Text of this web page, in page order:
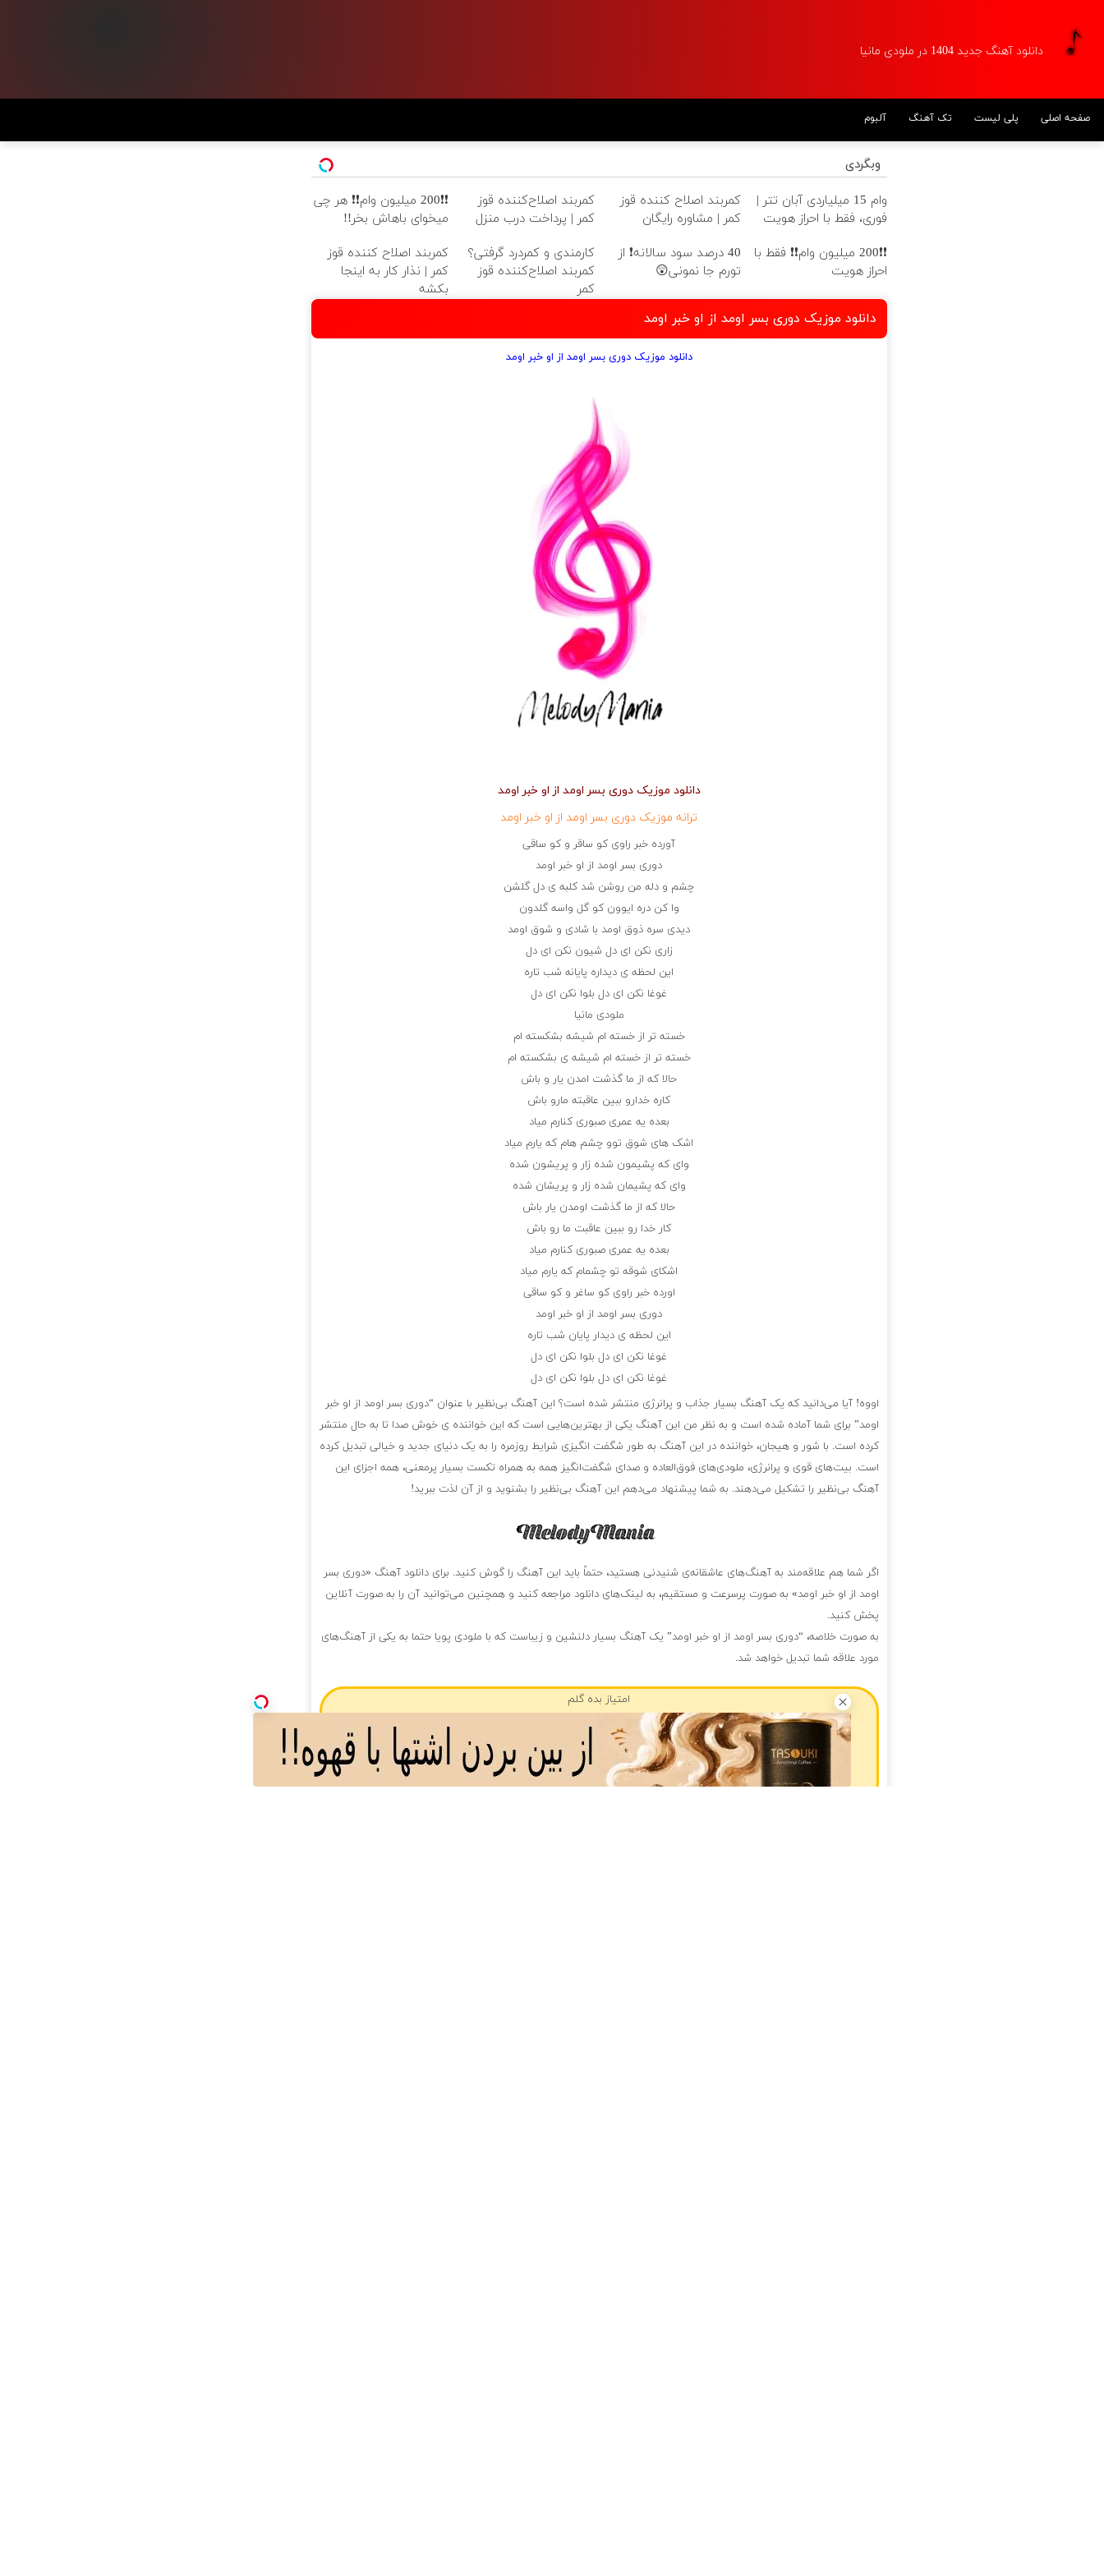
دانلود آهنگ جدید 1404 در ملودی مانیا
صفحه اصلی پلی لیست تک آهنگ آلبوم
وبگردی
وام 15 میلیاردی آبان تتر |
فوری، فقط با احراز هویت
کمربند اصلاح کننده قوز
کمر | مشاوره رایگان
کمربند اصلاح‌کننده قوز
کمر | پرداخت درب منزل
❗❗200 میلیون وام❗❗ هر چی
میخوای باهاش بخر!!
❗❗200 میلیون وام❗❗ فقط با
احراز هویت
40 درصد سود سالانه❗ از
تورم جا نمونی😲
کارمندی و کمردرد گرفتی؟
کمربند اصلاح‌کننده قوز
کمر
کمربند اصلاح کننده قوز
کمر | نذار کار به اینجا
بکشه
دانلود موزیک دوری بسر اومد از او خبر اومد
دانلود موزیک دوری بسر اومد از او خبر اومد
دانلود موزیک دوری بسر اومد از او خبر اومد
ترانه موزیک دوری بسر اومد از او خبر اومد
آورده خبر راوی کو ساقر و کو ساقی
دوری بسر اومد از او خبر اومد
چشم و دله من روشن شد کلبه ی دل گلشن
وا کن دره ایوون کو گل واسه گلدون
دیدی سره ذوق اومد با شادی و شوق اومد
زاری نکن ای دل شیون نکن ای دل
این لحظه ی دیداره پایانه شب تاره
غوغا نکن ای دل بلوا نکن ای دل
ملودی مانیا
خسته تر از خسته ام شیشه بشکسته ام
خسته تر از خسته ام شیشه ی بشکسته ام
حالا که از ما گذشت امدن یار و باش
کاره خدارو ببین عاقبته مارو باش
بعده یه عمری صبوری کنارم میاد
اشک های شوق توو چشم هام که یارم میاد
وای که پشیمون شده زار و پریشون شده
وای که پشیمان شده زار و پریشان شده
حالا که از ما گذشت اومدن یار باش
کار خدا رو ببین عاقبت ما رو باش
بعده یه عمری صبوری کنارم میاد
اشکای شوقه تو چشمام که یارم میاد
اورده خبر راوی کو ساغر و کو ساقی
دوری بسر اومد از او خبر اومد
این لحظه ی دیدار پایان شب تاره
غوغا نکن ای دل بلوا نکن ای دل
غوغا نکن ای دل بلوا نکن ای دل
اووه! آیا می‌دانید که یک آهنگ بسیار جذاب و پرانرژی منتشر شده است؟ این آهنگ بی‌نظیر با عنوان “دوری بسر اومد از او خبر
اومد” برای شما آماده شده است و به نظر من این آهنگ یکی از بهترین‌هایی است که این خواننده ی خوش صدا تا به حال منتشر
کرده است. با شور و هیجان، خواننده در این آهنگ به طور شگفت انگیزی شرایط روزمره را به یک دنیای جدید و خیالی تبدیل کرده
است. بیت‌های قوی و پرانرژی، ملودی‌های فوق‌العاده و صدای شگفت‌انگیز همه به همراه تکست بسیار پرمعنی، همه اجزای این
آهنگ بی‌نظیر را تشکیل می‌دهند. به شما پیشنهاد می‌دهم این آهنگ بی‌نظیر را بشنوید و از آن لذت ببرید!
اگر شما هم علاقه‌مند به آهنگ‌های عاشقانه‌ی شنیدنی هستید، حتماً باید این آهنگ را گوش کنید. برای دانلود آهنگ «دوری بسر
اومد از او خبر اومد» به صورت پرسرعت و مستقیم، به لینک‌های دانلود مراجعه کنید و همچنین می‌توانید آن را به صورت آنلاین
پخش کنید.
به صورت خلاصه، “دوری بسر اومد از او خبر اومد” یک آهنگ بسیار دلنشین و زیباست که با ملودی پویا حتما به یکی از آهنگ‌های
مورد علاقه شما تبدیل خواهد شد.
امتیاز بده گلم
هنوز امتیازی ثبت نشده رفیق